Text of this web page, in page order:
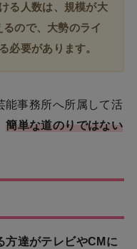
る人数は、規模が大
ので、大勢のライ
必要があります。
能事務所へ所属して活
簡単な道のりではない
方達がテレビやCMに